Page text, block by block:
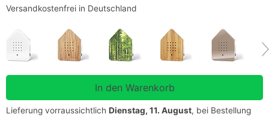
Versandkostenfrei in Deutschland
Lieferung vorraussichtlich Dienstag, 11. August, bei Bestellung